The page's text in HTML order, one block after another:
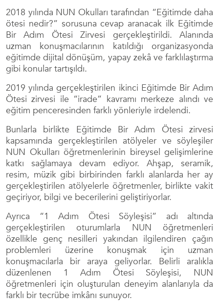
2018 yılında NUN Okulları tarafından “Eğitimde daha
ötesi nedir?” sorusuna cevap aranacak ilk Eğitimde
Bir Adım Ötesi Zirvesi gerçekleştirildi. Alanında
uzman konuşmacılarının katıldığı organizasyonda
eğitimde dijital dönüşüm, yapay zekâ ve farklılaştırma
gibi konular tartışıldı.
2019 yılında gerçekleştirilen ikinci Eğitimde Bir Adım
Ötesi zirvesi ile “irade” kavramı merkeze alındı ve
eğitim penceresinden farklı yönleriyle irdelendi.
Bunlarla birlikte Eğitimde Bir Adım Ötesi zirvesi
kapsamında gerçekleştirilen atölyeler ve söyleşiler
NUN Okulları öğretmenlerinin bireysel gelişimlerine
katkı sağlamaya devam ediyor. Ahşap, seramik,
resim, müzik gibi birbirinden farklı alanlarda her ay
gerçekleştirilen atölyelerle öğretmenler, birlikte vakit
geçiriyor, bilgi ve becerilerini geliştiriyorlar.
Ayrıca “1 Adım Ötesi Söyleşisi” adı altında
gerçekleştirilen oturumlarla NUN öğretmenleri
özellikle genç nesilleri yakından ilgilendiren çağın
problemleri üzerine konuşmak için uzman
konuşmacılarla bir araya geliyorlar. Belirli aralıkla
düzenlenen 1 Adım Ötesi Söyleşisi, NUN
öğretmenleri için oluşturulan deneyim alanlarıyla da
farklı bir tecrübe imkânı sunuyor.